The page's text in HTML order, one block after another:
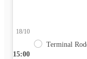
15:00
18/10
Terminal